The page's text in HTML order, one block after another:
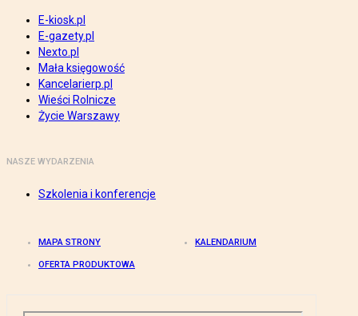
E-kiosk.pl
E-gazety.pl
Nexto.pl
Mała księgowość
Kancelarierp.pl
Wieści Rolnicze
Życie Warszawy
NASZE WYDARZENIA
Szkolenia i konferencje
MAPA STRONY KALENDARIUM
OFERTA PRODUKTOWA